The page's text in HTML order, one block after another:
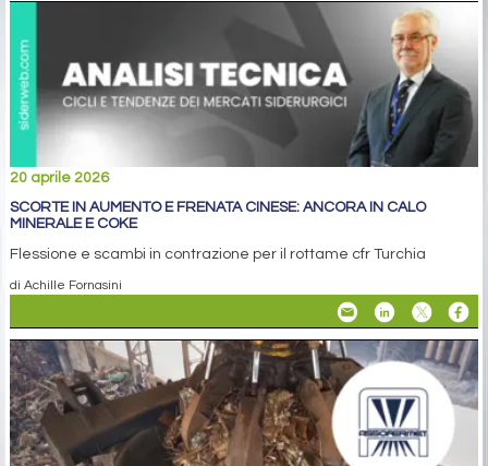
20 aprile 2026
SCORTE IN AUMENTO E FRENATA CINESE: ANCORA IN CALO
MINERALE E COKE
Flessione e scambi in contrazione per il rottame cfr Turchia
di Achille Fornasini